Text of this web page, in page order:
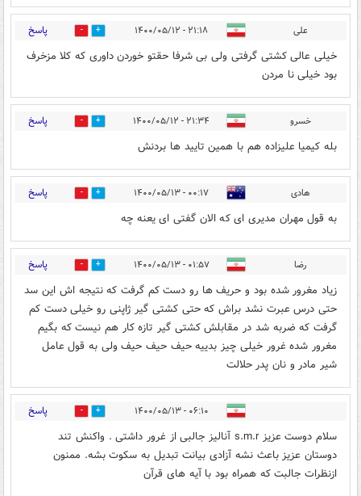
علی ۲۱:۱۸ - ۱۴۰۰/۰۵/۱۲ 0 پاسخ
خیلی عالی کشتی گرفتی ولی بی شرفا حقتو خوردن داوری که کلا مزخرف
بود خیلی نا مردن
خسرو ۲۱:۳۴ - ۱۴۰۰/۰۵/۱۲ 0 پاسخ
بله کیمیا علیزاده هم با همین تایید ها بردنش
هادی ۰۰:۱۷ - ۱۴۰۰/۰۵/۱۳ 0 پاسخ
به قول مهران مدیری ای که الان گفتی ای یعنه چه
رضا ۰۱:۵۷ - ۱۴۰۰/۰۵/۱۳ 0 پاسخ
زیاد مغرور شده بود و حریف ها رو دست کم گرفت که نتیجه اش این سد
حتی درس عبرت نشد براش که حتی کشتی گیر ژاپنی ‌رو‌ خیلی دست کم
گرفت که ضربه شد در مقابلش کشتی گیر تازه کار هم نیست که بگیم
مغرور شده غرور خیلی چیز بدییه حیف حیف حیف ولی به قول عامل
شیر مادر و نان پدر حلالت
۰۶:۱۰ - ۱۴۰۰/۰۵/۱۳ 0 پاسخ
سلام دوست عزیز s.m.r آنالیز جالبی از غرور داشتی . واکنش تند
دوستان عزیز باعث نشه آزادی بیانت تبدیل به سکوت بشه. ممنون
ازنظرات جالبت که همراه بود با آیه های قرآن